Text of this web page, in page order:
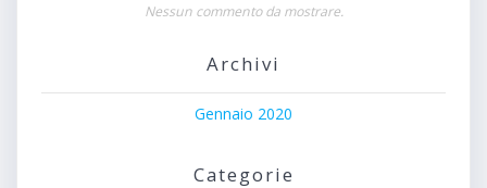
Nessun commento da mostrare.
Archivi
Gennaio 2020
Categorie